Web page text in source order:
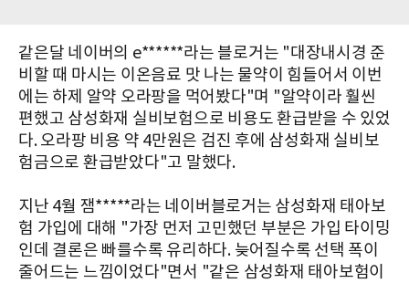
같은달 네이버의 e******라는 블로거는 "대장내시경 준
비할 때 마시는 이온음료 맛 나는 물약이 힘들어서 이번
에는 하제 알약 오라팡을 먹어봤다"며 "알약이라 훨씬
편했고 삼성화재 실비보험으로 비용도 환급받을 수 있었
다. 오라팡 비용 약 4만원은 검진 후에 삼성화재 실비보
험금으로 환급받았다"고 말했다.
지난 4월 잼*****라는 네이버블로거는 삼성화재 태아보
험 가입에 대해 "가장 먼저 고민했던 부분은 가입 타이밍
인데 결론은 빠를수록 유리하다. 늦어질수록 선택 폭이
줄어드는 느낌이었다"면서 "같은 삼성화재 태아보험이